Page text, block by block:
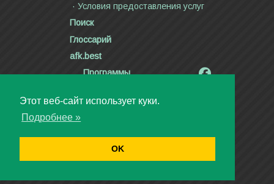
Этот веб-сайт использует куки.
Подробнее »
OK
Условия предоставления услуг
Поиск
Глоссарий
afk.best
Программы
Стихи и тексты песен
Видео
Авторское право ©2000—2026Дмитрий Канн